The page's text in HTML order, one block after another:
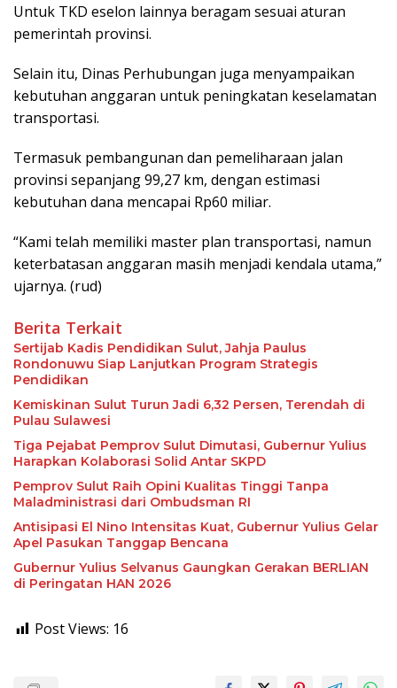
Untuk TKD eselon lainnya beragam sesuai aturan
pemerintah provinsi.
Selain itu, Dinas Perhubungan juga menyampaikan
kebutuhan anggaran untuk peningkatan keselamatan
transportasi.
Termasuk pembangunan dan pemeliharaan jalan
provinsi sepanjang 99,27 km, dengan estimasi
kebutuhan dana mencapai Rp60 miliar.
“Kami telah memiliki master plan transportasi, namun
keterbatasan anggaran masih menjadi kendala utama,”
ujarnya. (rud)
Berita Terkait
Sertijab Kadis Pendidikan Sulut, Jahja Paulus
Rondonuwu Siap Lanjutkan Program Strategis
Pendidikan
Kemiskinan Sulut Turun Jadi 6,32 Persen, Terendah di
Pulau Sulawesi
Tiga Pejabat Pemprov Sulut Dimutasi, Gubernur Yulius
Harapkan Kolaborasi Solid Antar SKPD
Pemprov Sulut Raih Opini Kualitas Tinggi Tanpa
Maladministrasi dari Ombudsman RI
Antisipasi El Nino Intensitas Kuat, Gubernur Yulius Gelar
Apel Pasukan Tanggap Bencana
Gubernur Yulius Selvanus Gaungkan Gerakan BERLIAN
di Peringatan HAN 2026
Post Views: 16